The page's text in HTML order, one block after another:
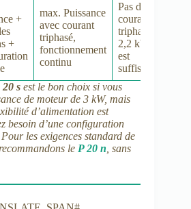
+
+
max. Puissance
avec courant
triphasé,
fonctionnement
continu
Pas de
courant
triphasé,
2,2 kW
est
suffisant
20 s est le bon choix si vous
de moteur de 3 kW, mais
d’alimentation est
besoin d’une configuration
les exigences standard de
le P 20 n , sans